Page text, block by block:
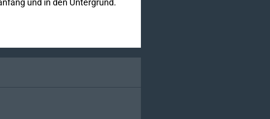
und in den Untergrund.